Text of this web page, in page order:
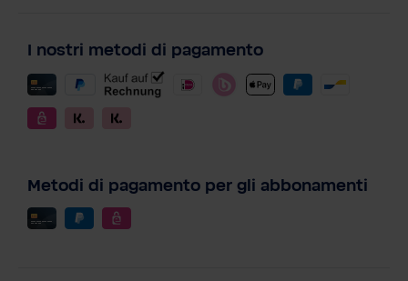
I nostri metodi di pagamento
Metodi di pagamento per gli abbonamenti